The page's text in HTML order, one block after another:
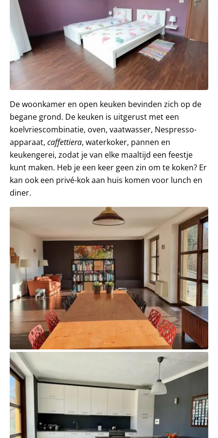
De woonkamer en open keuken bevinden zich op de
begane grond. De keuken is uitgerust met een
koelvriescombinatie, oven, vaatwasser, Nespresso-
apparaat, caffettiera, waterkoker, pannen en
keukengerei, zodat je van elke maaltijd een feestje
kunt maken. Heb je een keer geen zin om te koken? Er
kan ook een privé-kok aan huis komen voor lunch en
diner.